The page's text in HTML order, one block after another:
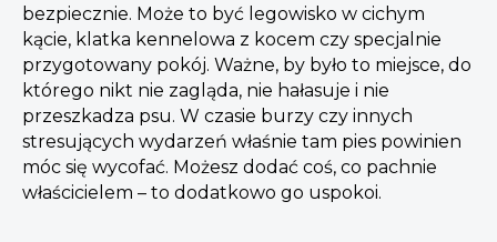
bezpiecznie. Może to być legowisko w cichym
kącie, klatka kennelowa z kocem czy specjalnie
przygotowany pokój. Ważne, by było to miejsce, do
którego nikt nie zagląda, nie hałasuje i nie
przeszkadza psu. W czasie burzy czy innych
stresujących wydarzeń właśnie tam pies powinien
móc się wycofać. Możesz dodać coś, co pachnie
właścicielem – to dodatkowo go uspokoi.